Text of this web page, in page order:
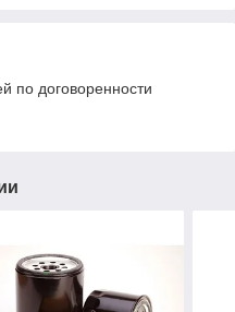
по договоренности